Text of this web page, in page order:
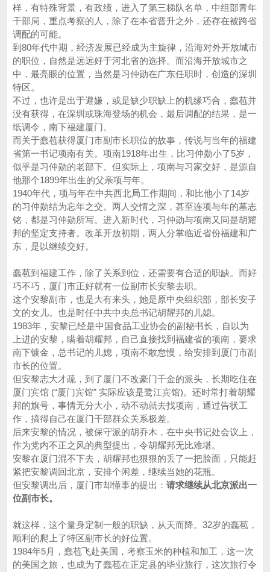
样，有特殊背景，有政绩，进入了第三梯队名单，中组部青年
干部局，重点考察的人，除了在本省晋升之外，还存在被跨省
调配的可能。
到80年代中期，经济发展已经成为主旋律，沿海对外开放城市
的职位，自然是远远好于河北省的选择。而沿海开放城市之
中，最亮眼的位置，当然是习仲勋在广东任职时，创造的深圳
特区。
不过，也许是出于避嫌，或是缺少职缺上的机缘巧合，蠢苞并
没有获得，在深圳或珠海登场的机会，最后调配的结果，是一
纸调令，南下福建厦门。
而关于蠢苞获得厦门市副市长职位的故事，传说与当年的福建
省第一书记项南有关。项南1918年出生，比习仲勋小了5岁，
似乎是习仲勋的老部下。但实际上，项南与习家交好，是源自
他那个1899年出生的父亲项与年。
1940年代，项与年在中共西北局工作期间，和比他小了14岁
的习仲勋结为忘年之交。两人交情之深，甚至连项与年的墓志
铭，都是习仲勋所写。进入新时代，习仲勋与项南又同是胡耀
邦的坚定支持者。改革开放初期，两人分掌临近省份福建和广
东，是以继续交好。
蠢苞到福建工作，除了关系到位，还需要有合适的职缺。而好
巧不巧，厦门市正好就有一位副市长安黎去职。
这个安黎副市，也是大有来头，她是原中央组织部，部长安子
文的女儿。也是时任中共中央总书记胡耀邦的儿媳。
1983年，安黎已经是中国食品工业协会的副秘书长，自以为
上进的安黎，瞒着胡耀邦，自己直接找到福建省的项南，要求
南下镀金，总书记的儿媳，项南不敢怠慢，给安排到厦门市副
市长的位置。
但安黎志大才疏，到了厦门不改豪门千金的派头，长期吃住在
厦门宾馆 (“厦门宾馆” 实际应该是鹭江宾馆)。还时常打着胡耀
邦的旗号，事情无分大小，动不动就去找项南，通过告状工
作，搞得自己在厦门干部群众关系极差。
后来安黎的情况，被保守派的胡乔木，在中央书记处会议上，
作为党内不正之风的典型提出，令胡耀邦无比难堪。
安黎在厦门混不下去，胡耀邦也狠狠的丢了一把脸面，只能赶
紧把安黎调回北京，安排个闲差，继续当她的花瓶。
但安黎调出后，厦门市却懂事的提出： 请求继续从北京派出一
位副市长。
就这样，这个量身定制一般的职缺，从天而降。32岁的蠢苞，
顺利的爬上了特区副市长的好位置。
1984年5月，蠢苞飞赴美国，考察玉米的种植和加工，这一次
的美国之旅，也成为了蠢苞在正定县的毕业旅行，这次旅行令